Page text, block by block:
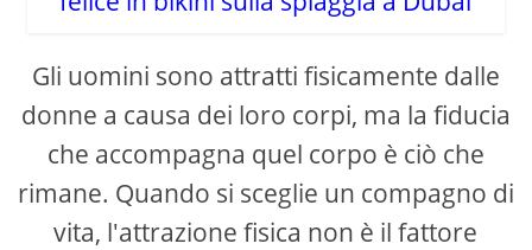
Gli uomini sono attratti fisicamente dalle
donne a causa dei loro corpi, ma la fiducia
che accompagna quel corpo è ciò che
rimane. Quando si sceglie un compagno di
vita, l'attrazione fisica non è il fattore